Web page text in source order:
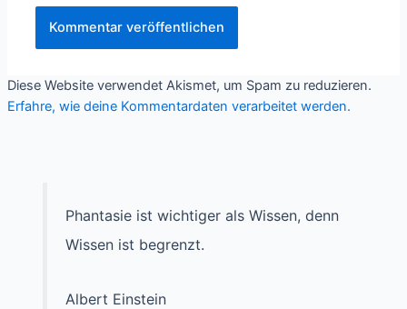
Diese Website verwendet Akismet, um Spam zu reduzieren.
Erfahre, wie deine Kommentardaten verarbeitet werden.
Phantasie ist wichtiger als Wissen, denn
Wissen ist begrenzt.
Albert Einstein